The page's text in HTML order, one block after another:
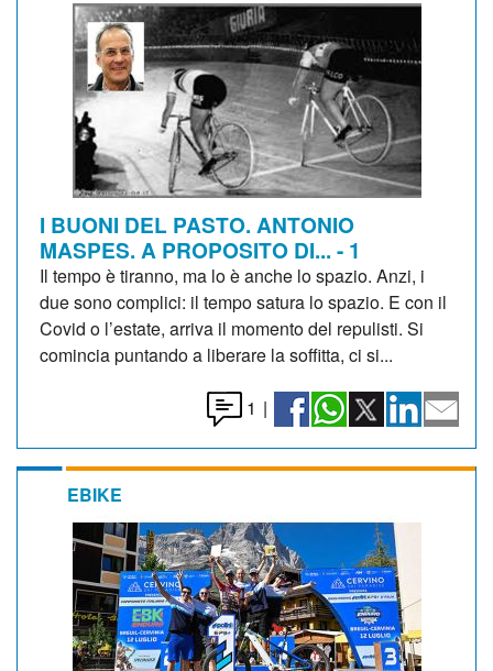
I BUONI DEL PASTO. ANTONIO
MASPES. A PROPOSITO DI... - 1
Il tempo è tiranno, ma lo è anche lo spazio. Anzi, i
due sono complici: il tempo satura lo spazio. E con il
Covid o l’estate, arriva il momento del repulisti. Si
comincia puntando a liberare la soffitta, ci si...
1 |
EBIKE